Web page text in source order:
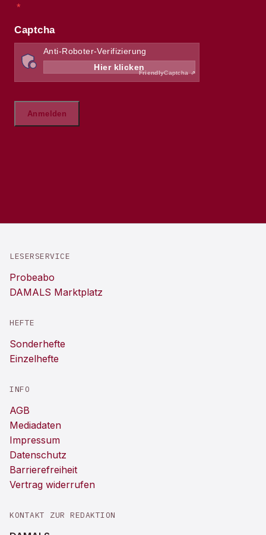
LESERSERVICE
Probeabo
DAMALS Marktplatz
HEFTE
Sonderhefte
Einzelhefte
INFO
AGB
Mediadaten
Impressum
Datenschutz
Barrierefreiheit
Vertrag widerrufen
KONTAKT ZUR REDAKTION